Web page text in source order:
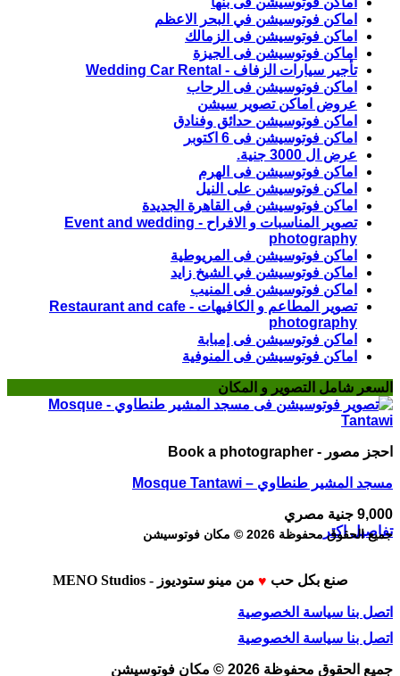
اماكن فوتوسيشن في البحر الاعظم
اماكن فوتوسيشن فى الزمالك
اماكن فوتوسيشن فى الجيزة
تأجير سيارات الزفاف - Wedding Car Rental
اماكن فوتوسيشن فى الرحاب
عروض اماكن تصوير سيشن
اماكن فوتوسيشن حدائق وفنادق
اماكن فوتوسيشن فى 6 اكتوبر
عرض ال 3000 جنية.
اماكن فوتوسيشن فى الهرم
اماكن فوتوسيشن على النيل
اماكن فوتوسيشن فى القاهرة الجديدة
تصوير المناسبات و الافراح - Event and wedding
photography
اماكن فوتوسيشن فى المريوطية
اماكن فوتوسيشن في الشيخ زايد
اماكن فوتوسيشن فى المنيب
تصوير المطاعم و الكافيهات - Restaurant and cafe
photography
اماكن فوتوسيشن فى إمبابة
اماكن فوتوسيشن فى المنوفية
السعر شامل التصوير و المكان
احجز مصور - Book a photographer
مسجد المشير طنطاوي – Mosque Tantawi
9,000 جنية مصري
تفاصيل اكتر
جميع الحقوق محفوظة 2026 © مكان فوتوسيشن
صنع بكل حب ♥ من مينو ستوديوز - MENO Studios
اتصل بنا سياسة الخصوصية
اتصل بنا سياسة الخصوصية
جميع الحقوق محفوظة 2026 © مكان فوتوسيشن